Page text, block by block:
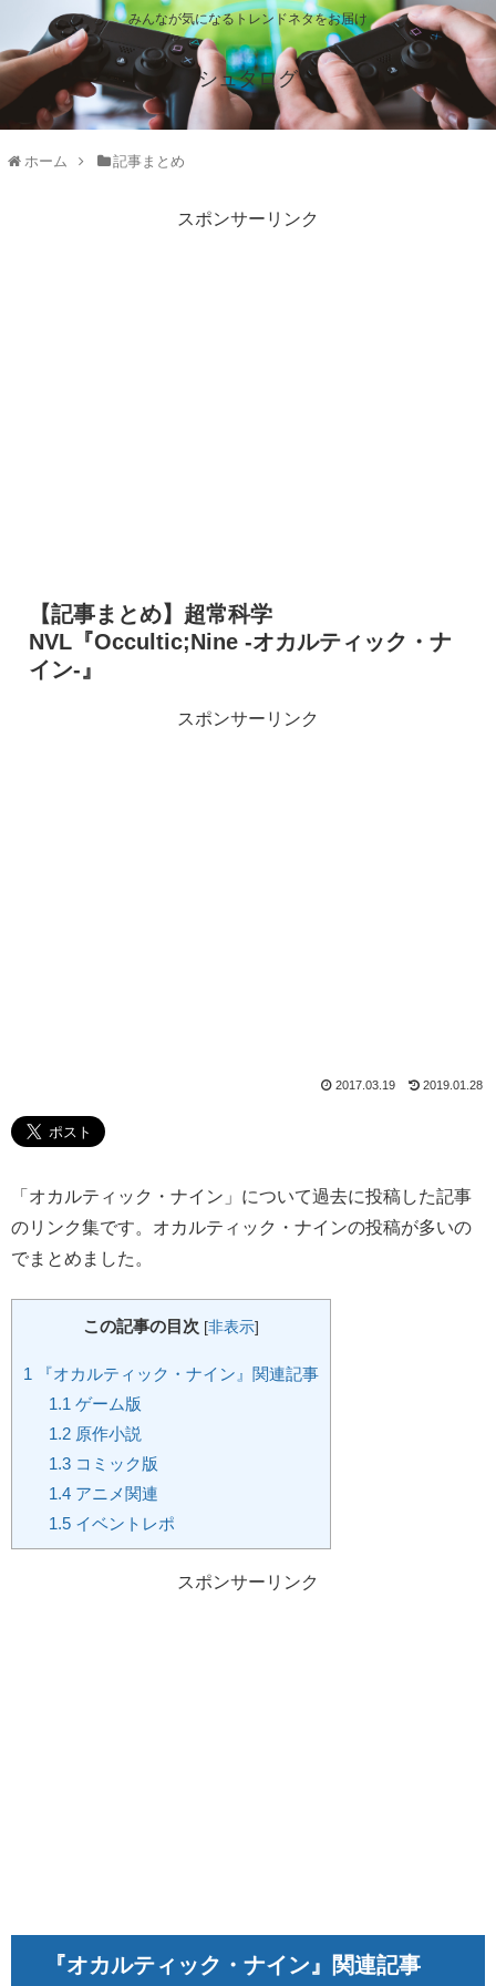
みんなが気になるトレンドネタをお届け
シュタログ
ホーム 記事まとめ
スポンサーリンク
【記事まとめ】超常科学
NVL『Occultic;Nine -オカルティック・ナ
イン-』
スポンサーリンク
2017.03.19 2019.01.28
「オカルティック・ナイン」について過去に投稿した記事
のリンク集です。オカルティック・ナインの投稿が多いの
でまとめました。
この記事の目次 [非表示]
1 『オカルティック・ナイン』関連記事
1.1 ゲーム版
1.2原作小説
1.3コミック版
1.4アニメ関連
1.5イベントレポ
スポンサーリンク
『オカルティック・ナイン』関連記事